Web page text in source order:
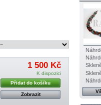
1 500 Kč
K dispozici
Přidat do košíku
Zobrazit